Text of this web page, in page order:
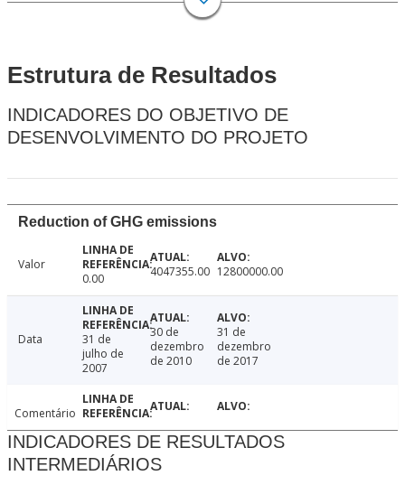
Estrutura de Resultados
INDICADORES DO OBJETIVO DE
DESENVOLVIMENTO DO PROJETO
Reduction of GHG emissions
Valor
0.00
4047355.00 12800000.00
Data
31 de
julho de
2007
30 de
dezembro
de 2010
31 de
dezembro
de 2017
Comentário
INDICADORES DE RESULTADOS
INTERMEDIÁRIOS